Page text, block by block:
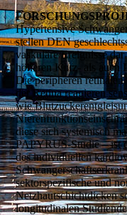
Hypertensive
stellen DEN
vasku­läre Ereignisse
höheren Kurz- als auch
Die peripheren
der Retina reagieren
wie
diese sich systemisch
PAPYRUS-Studie – ist
des individuellen
sektorspezifische und
Netzhautschichtdicken
longitudinalen